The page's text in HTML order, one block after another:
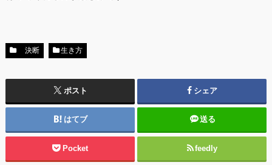
決断 生き方
ポスト シェア
はてブ 送る
Pocket feedly